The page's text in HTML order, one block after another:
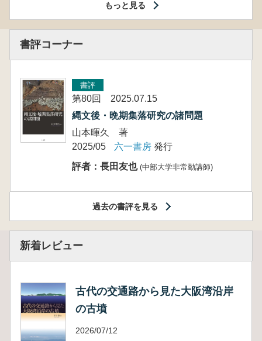
もっと見る
書評コーナー
書評
第80回 2025.07.15
縄文後・晩期集落研究の諸問題
山本暉久 著
2025/05
六一書房 発行
評者：長田友也 (中部大学非常勤講師)
過去の書評を見る
新着レビュー
古代の交通路から見た大阪湾沿岸
の古墳
2026/07/12